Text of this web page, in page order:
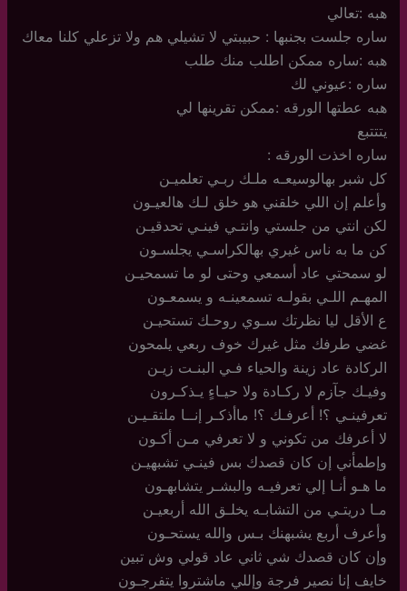
هبه :تعالي
ساره جلست بجنبها : حبيبتي لا تشيلي هم ولا تزعلي كلنا معاك
هبه :ساره ممكن اطلب منك طلب
ساره :عيوني لك
هبه عطتها الورقه :ممكن تقرينها لي
يتتتبع
ساره اخذت الورقه :
كل شبر بهالوسيعـه ملـك ربـي تعلميـن
وأعلم إن اللي خلقني هو خلق لـك هالعيـون
لكن انتي من جلستي وانتـي فينـي تحدقيـن
كن ما به ناس غيري بهالكراسـي يجلسـون
لو سمحتي عاد أسمعي وحتى لو ما تسمحيـن
المهـم اللـي بقولـه تسمعينـه و يسمعـون
ع الأقل ليا نظرتك سـوي روحـك تستحيـن
غضي طرفك مثل غيرك خوف ربعي يلمحون
الركادة عاد زينة والحياء فـي البنـت زيـن
وفيـك جآزم لا ركـادة ولا حيـاءٍ يـذكـرون
تعرفينـي ؟! أعرفـك ؟! ماأذكـر إنــا ملتقـيـن
لا أعرفك من تكوني و لا تعرفي مـن أكـون
وإطمأني إن كان قصدك بس فينـي تشبهيـن
ما هـو أنـا إلي تعرفيـه والبشـر يتشابهـون
مـا دريتـي من التشابـه يخلـق الله أربعيـن
وأعرف أربع يشبهنك بـس والله يستحـون
وإن كان قصدك شي ثاني عاد قولي وش تبين
خايف إنا نصير فرجة وإللي ماشتروا يتفرجـون